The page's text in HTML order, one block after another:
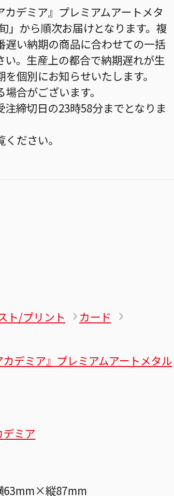
デミア』プレミアムアートメタ
」から順次お届けとなります。複
い納期の商品に合わせての一括
。生産上の都合で納期遅れが生
個別にお知らせいたします。
合がございます。
締切日の23時58分までとなりま
ください。
ト/プリント カード
カデミア』プレミアムアートメタル
ミア
63mm×縦87mm